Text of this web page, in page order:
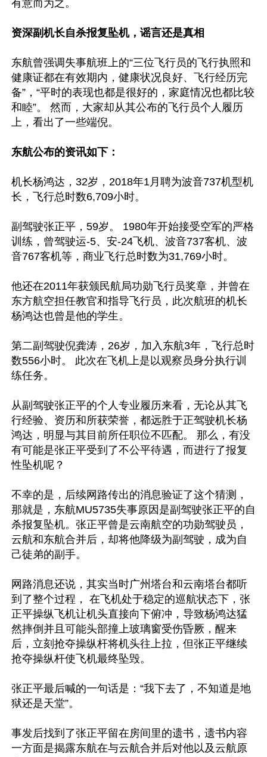
有意而为之。
资深副机长自杀报复坠机，谣言还是真相
东航曾强调失事航班上的“三位飞行员的飞行执照和
健康证都在有效期内，健康状况良好、飞行经历完
备”，“平时的表现也都是很好的，家庭情况也都比较
和睦”。 然而，大家却从其公布的飞行员个人履历
上，看出了一些端倪。
东航公布的资讯如下：
机长杨鸿达，32岁，2018年1月聘为波音737机型机
长，飞行总时数6,709小时。
副驾驶张正平，59岁。 1980年开始接受空军的严格
训练，曾驾驶运-5、安-24飞机、波音737客机、波
音767客机等，商业飞行总时数为31,769小时。
他还在2011年获颁民航局功勋飞行员奖章，并曾在
东方航空担任教官和指导飞行员，此次航班的机长
杨鸿达也曾是他的学生。
第二副驾驶倪龚涛，26岁，加入东航3年，飞行总时
数556小时。 此次在飞机上是以观察员身分执行训
练任务。
从副驾驶张正平的个人专业履历来看，无论从其飞
行经验、资历和所获荣誉，都远胜于正驾驶机长杨
鸿达，明显与其目前所任职位不匹配。 那么，有没
有可能是张正平受到了不公平待遇，而进行了报复
性坠机呢？
不幸的是，后续网路传出的消息验证了这个猜测，
那就是，东航MU5735失事原因是副驾驶张正平的自
杀报复坠机。张正平曾是云南航空的功勋驾驶员，
云航和东航合并后，却将他降级为副驾驶，成为自
己徒弟的副手。
网路消息还说，其实当时广州塔台和云南塔台都听
到了整个过程， 在飞机处于稳定的巡航状态下，张
正平操纵飞机让机头直接向下俯冲，导致杨鸿达猛
然摔倒并且可能头部撞上玻璃窗受伤昏厥，醒来
后，立刻抢夺操纵杆将机头往上拉，但张正平继续
抢夺操纵杆使飞机最终坠毁。
张正平最后喊的一句话是：“我下去了，不知道是地
狱还是天堂”。
事发后找到了张正平留在房间里的遗书，遗书内容
一方面是揭露东航在与云航合并后对他以及云航原